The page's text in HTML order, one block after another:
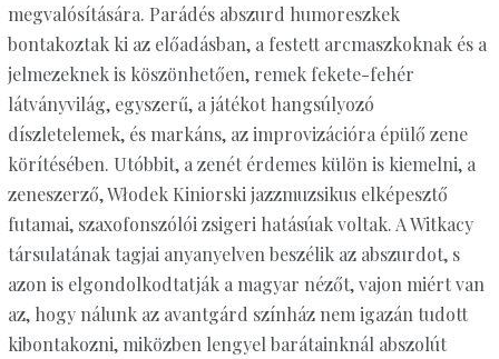
megvalósítására. Parádés abszurd humoreszkek
bontakoztak ki az előadásban, a festett arcmaszkoknak és a
jelmezeknek is köszönhetően, remek fekete-fehér
látványvilág, egyszerű, a játékot hangsúlyozó
díszletelemek, és markáns, az improvizációra épülő zene
körítésében. Utóbbit, a zenét érdemes külön is kiemelni, a
zeneszerző, Włodek Kiniorski jazzmuzsikus elképesztő
futamai, szaxofonszólói zsigeri hatásúak voltak. A Witkacy
társulatának tagjai anyanyelven beszélik az abszurdot, s
azon is elgondolkodtatják a magyar nézőt, vajon miért van
az, hogy nálunk az avantgárd színház nem igazán tudott
kibontakozni, miközben lengyel barátainknál abszolút